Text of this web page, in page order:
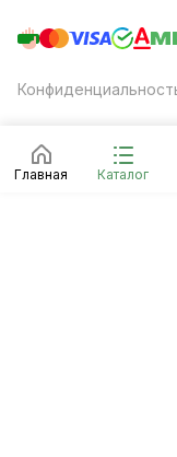
Главная Каталог